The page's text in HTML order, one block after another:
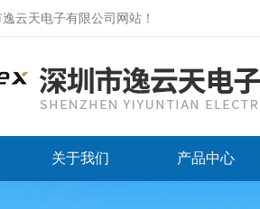
云天电子有限公司网站 ！
关于我们 产品中心